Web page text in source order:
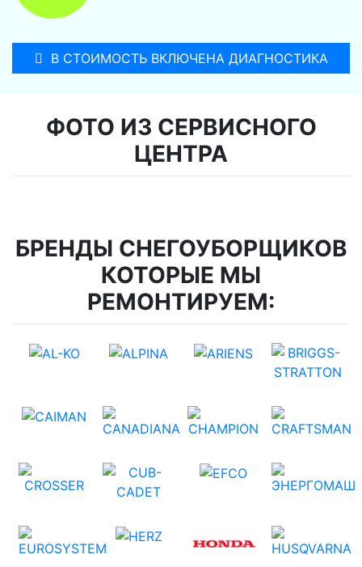
В СТОИМОСТЬ ВКЛЮЧЕНА ДИАГНОСТИКА
ФОТО ИЗ СЕРВИСНОГО
ЦЕНТРА
БРЕНДЫ СНЕГОУБОРЩИКОВ
КОТОРЫЕ МЫ
РЕМОНТИРУЕМ: